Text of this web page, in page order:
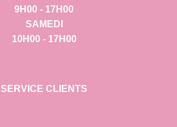
9H00 - 17H00
SAMEDI
10H00 - 17H00
SERVICE CLIENTS